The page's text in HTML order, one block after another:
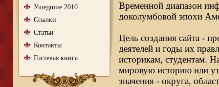
Ушедшие 2010
Ссылки
Статьи
Контакты
Гостевая книга
Временной диапазон
доколумбовой эпохи
Цель создания сайта -
деятелей и годы их
историкам, студентам.
мировую историю или
значения - округа,